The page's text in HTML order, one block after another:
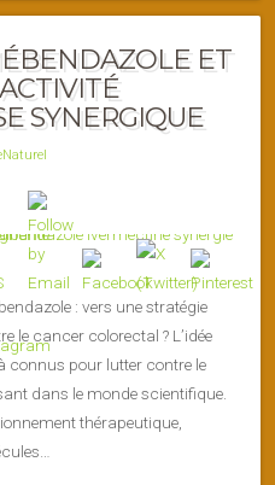
ET
SYNERGIQUE
: vers une stratégie
le cancer colorectal ? L’idée
connus pour lutter contre le
dans le monde scientifique.
thérapeutique,